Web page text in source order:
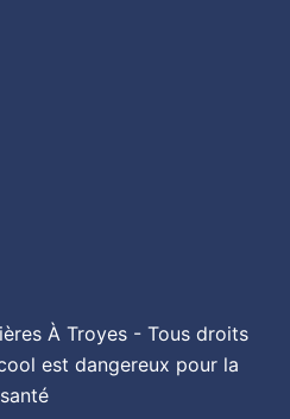
À Troyes - Tous droits
est dangereux pour la
santé